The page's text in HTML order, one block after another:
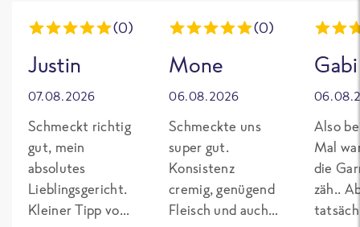
(0)
Justin
07.08.2026
Schmeckt richtig
gut, mein
absolutes
Lieblingsgericht.
Kleiner Tipp von
(0)
Mone
06.08.2026
Schmeckte uns
super gut.
Konsistenz
cremig, genügend
Fleisch und auch
Gabi
Also
Mal
die
zäh..